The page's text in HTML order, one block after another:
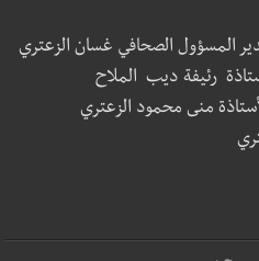
المسؤول الصحافي غسان الزعتري
رئيفة ديب الملاح
منى محمود الزعتري